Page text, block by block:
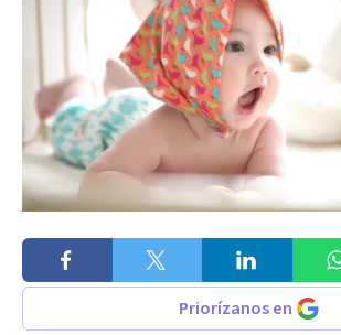
Priorízanos en